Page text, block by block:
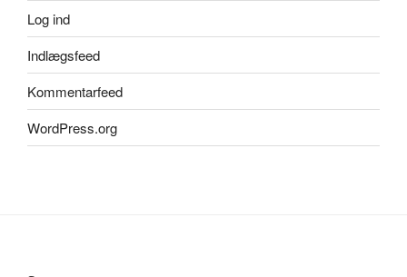
Log ind
Indlægsfeed
Kommentarfeed
WordPress.org